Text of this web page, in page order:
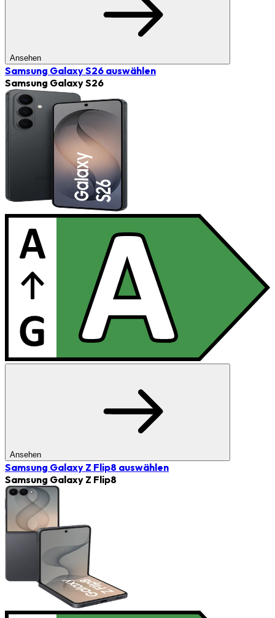
Ansehen
Samsung Galaxy S26 auswählen
Samsung Galaxy S26
Ansehen
Samsung Galaxy Z Flip8 auswählen
Samsung Galaxy Z Flip8